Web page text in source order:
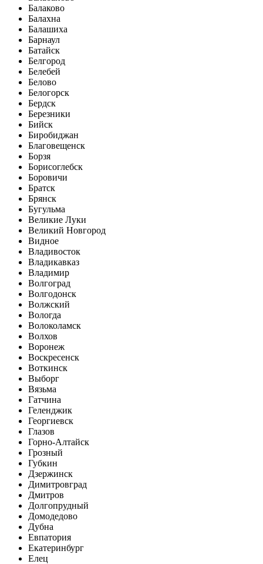
Балаково
Балахна
Балашиха
Барнаул
Батайск
Белгород
Белебей
Белово
Белогорск
Бердск
Березники
Бийск
Биробиджан
Благовещенск
Борзя
Борисоглебск
Боровичи
Братск
Брянск
Бугульма
Великие Луки
Великий Новгород
Видное
Владивосток
Владикавказ
Владимир
Волгоград
Волгодонск
Волжский
Вологда
Волоколамск
Волхов
Воронеж
Воскресенск
Воткинск
Выборг
Вязьма
Гатчина
Геленджик
Георгиевск
Глазов
Горно-Алтайск
Грозный
Губкин
Дзержинск
Димитровград
Дмитров
Долгопрудный
Домодедово
Дубна
Евпатория
Екатеринбург
Елец